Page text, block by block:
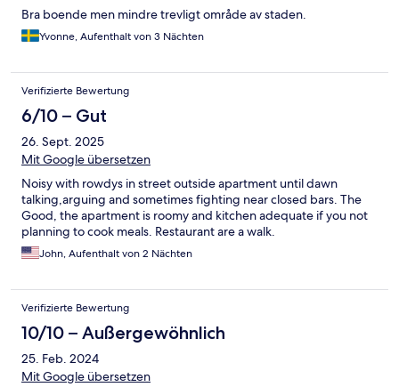
Bra boende men mindre trevligt område av staden.
Yvonne, Aufenthalt von 3 Nächten
Verifizierte Bewertung
6/10 – Gut
26. Sept. 2025
Mit Google übersetzen
Noisy with rowdys in street outside apartment until dawn
talking,arguing and sometimes fighting near closed bars. The
Good, the apartment is roomy and kitchen adequate if you not
planning to cook meals. Restaurant are a walk.
John, Aufenthalt von 2 Nächten
Verifizierte Bewertung
10/10 – Außergewöhnlich
25. Feb. 2024
Mit Google übersetzen